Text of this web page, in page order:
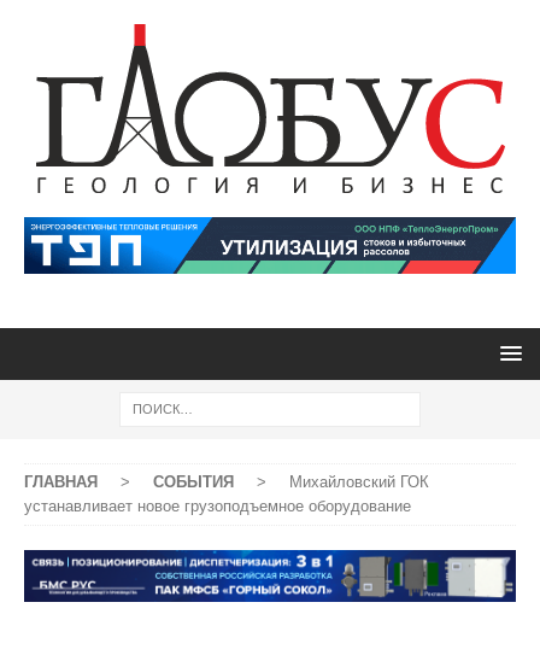
ГЛАВНАЯ > СОБЫТИЯ >
Михайловский ГОК
устанавливает новое грузоподъемное оборудование